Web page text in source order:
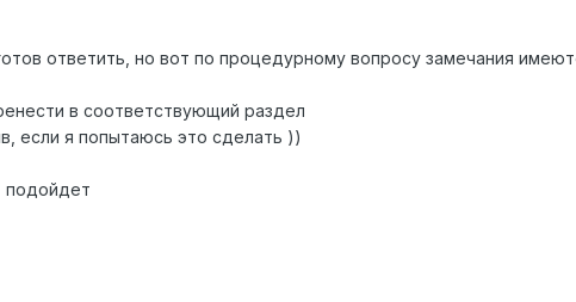
ответить, но вот по процедурному вопросу замечания
в соответствующий раздел
если я попытаюсь это сделать ))
подойдет